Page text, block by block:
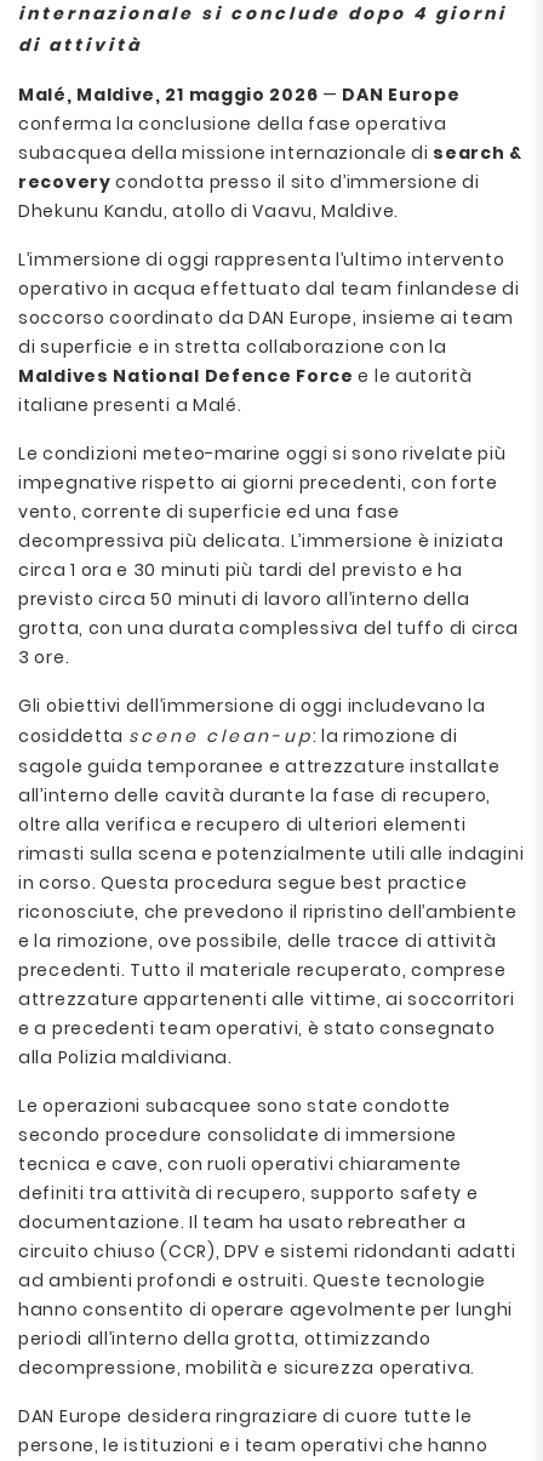
internazionale si conclude dopo 4 giorni
di attività
Malé, Maldive, 21 maggio 2026 — DAN Europe
conferma la conclusione della fase operativa
subacquea della missione internazionale di search &
recovery condotta presso il sito d’immersione di
Dhekunu Kandu, atollo di Vaavu, Maldive.
L’immersione di oggi rappresenta l’ultimo intervento
operativo in acqua effettuato dal team finlandese di
soccorso coordinato da DAN Europe, insieme ai team
di superficie e in stretta collaborazione con la
Maldives National Defence Force e le autorità
italiane presenti a Malé.
Le condizioni meteo-marine oggi si sono rivelate più
impegnative rispetto ai giorni precedenti, con forte
vento, corrente di superficie ed una fase
decompressiva più delicata. L’immersione è iniziata
circa 1 ora e 30 minuti più tardi del previsto e ha
previsto circa 50 minuti di lavoro all’interno della
grotta, con una durata complessiva del tuffo di circa
3 ore.
Gli obiettivi dell’immersione di oggi includevano la
cosiddetta scene clean-up: la rimozione di
sagole guida temporanee e attrezzature installate
all’interno delle cavità durante la fase di recupero,
oltre alla verifica e recupero di ulteriori elementi
rimasti sulla scena e potenzialmente utili alle indagini
in corso. Questa procedura segue best practice
riconosciute, che prevedono il ripristino dell’ambiente
e la rimozione, ove possibile, delle tracce di attività
precedenti. Tutto il materiale recuperato, comprese
attrezzature appartenenti alle vittime, ai soccorritori
e a precedenti team operativi, è stato consegnato
alla Polizia maldiviana.
Le operazioni subacquee sono state condotte
secondo procedure consolidate di immersione
tecnica e cave, con ruoli operativi chiaramente
definiti tra attività di recupero, supporto safety e
documentazione. Il team ha usato rebreather a
circuito chiuso (CCR), DPV e sistemi ridondanti adatti
ad ambienti profondi e ostruiti. Queste tecnologie
hanno consentito di operare agevolmente per lunghi
periodi all’interno della grotta, ottimizzando
decompressione, mobilità e sicurezza operativa.
DAN Europe desidera ringraziare di cuore tutte le
persone, le istituzioni e i team operativi che hanno